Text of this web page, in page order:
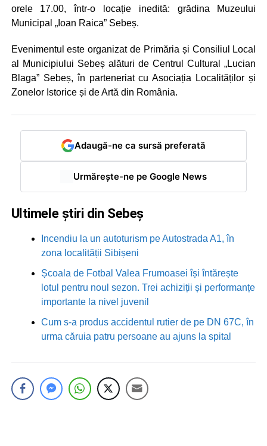
orele 17.00, într-o locație inedită: grădina Muzeului
Municipal „Ioan Raica” Sebeș.
Evenimentul este organizat de Primăria și Consiliul Local
al Municipiului Sebeș alături de Centrul Cultural „Lucian
Blaga” Sebeș, în parteneriat cu Asociația Localităților și
Zonelor Istorice și de Artă din România.
Adaugă-ne ca sursă preferată
Urmărește-ne pe Google News
Ultimele știri din Sebeș
Incendiu la un autoturism pe Autostrada A1, în
zona localității Sibișeni
Școala de Fotbal Valea Frumoasei își întărește
lotul pentru noul sezon. Trei achiziții și performanțe
importante la nivel juvenil
Cum s-a produs accidentul rutier de pe DN 67C, în
urma căruia patru persoane au ajuns la spital